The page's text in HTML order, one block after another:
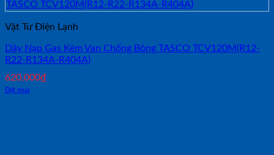
Vật Tư Điện Lạnh
Dây Nạp Gas Kèm Van Chống Bỏng TASCO TCV120M(R12-
R22-R134A-R404A)
620,000₫
Đặt mua